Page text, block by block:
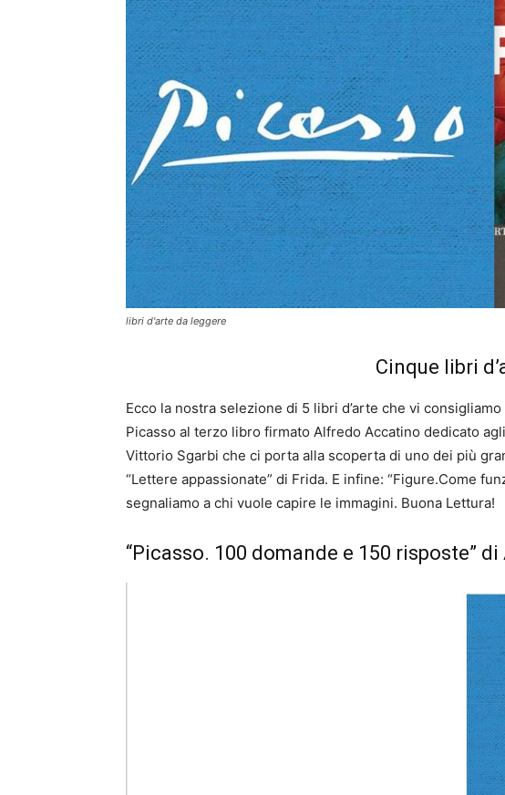
libri d'arte da leggere
Cinque libri
Ecco la nostra selezione di 5 libri d’arte che vi
Picasso al terzo libro firmato Alfredo Accatino dedicato
Vittorio Sgarbi che ci porta alla scoperta di uno dei più
“Lettere appassionate” di Frida. E infine: “Figure.Come
segnaliamo a chi vuole capire le immagini. Buona Lettura!
“Picasso. 100 domande e 150 risposte”